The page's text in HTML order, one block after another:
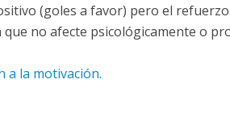
(goles a favor) pero el
no afecte psicológicamente o
a la motivación.